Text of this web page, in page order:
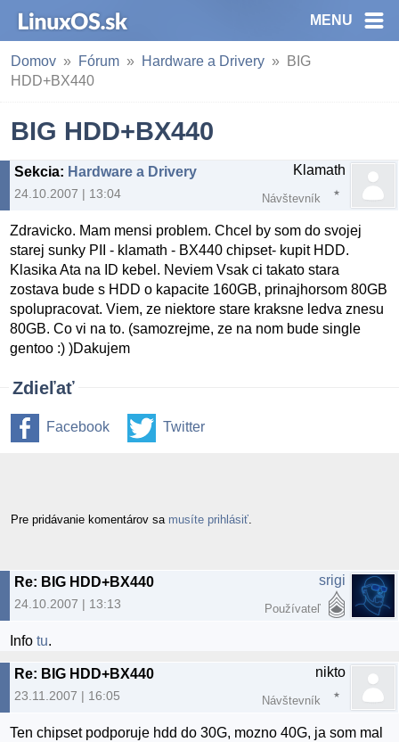
MENU
Domov Fórum Hardware a Drivery
BIG
HDD+BX440
BIG HDD+BX440
Sekcia: Hardware a Drivery
24.10.2007 | 13:04
Klamath
Návštevník
Zdravicko. Mam mensi problem. Chcel by som do svojej
starej sunky PII - klamath - BX440 chipset- kupit HDD.
Klasika Ata na ID kebel. Neviem Vsak ci takato stara
zostava bude s HDD o kapacite 160GB, prinajhorsom 80GB
spolupracovat. Viem, ze niektore stare kraksne ledva znesu
80GB. Co vi na to. (samozrejme, ze na nom bude single
gentoo :) )Dakujem
Zdieľať
Facebook Twitter
Pre pridávanie komentárov sa musíte prihlásiť
Re: BIG HDD+BX440
24.10.2007 | 13:13
srigi
Používateľ
Infotu.
Re: BIG HDD+BX440
23.11.2007 | 16:05
nikto
Návštevník
Ten chipset podporuje hdd do 30G, mozno 40G, ja som mal